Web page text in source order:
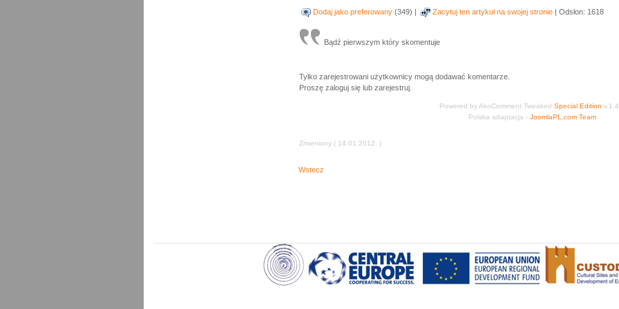
Dodaj jako preferowany (349) | Zacytuj ten artykuł na swojej stronie | Odsłon: 1618
Bądź pierwszym który skomentuje
Tylko zarejestrowani użytkownicy mogą dodawać komentarze.
Proszę zaloguj się lub zarejestruj.
Powered by AkoComment Tweaked Special Edition
Polska adaptacja - JoomlaPL.com Team
Zmieniony ( 14.01.2012. )
Wstecz